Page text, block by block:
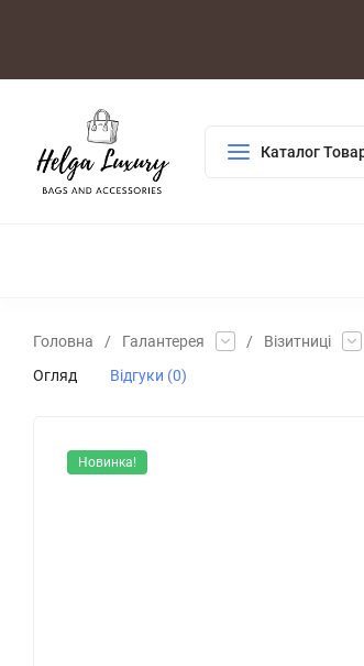
Каталог
Головна / Галантерея / Візитниці
Огляд
Відгуки (0)
Новинка!